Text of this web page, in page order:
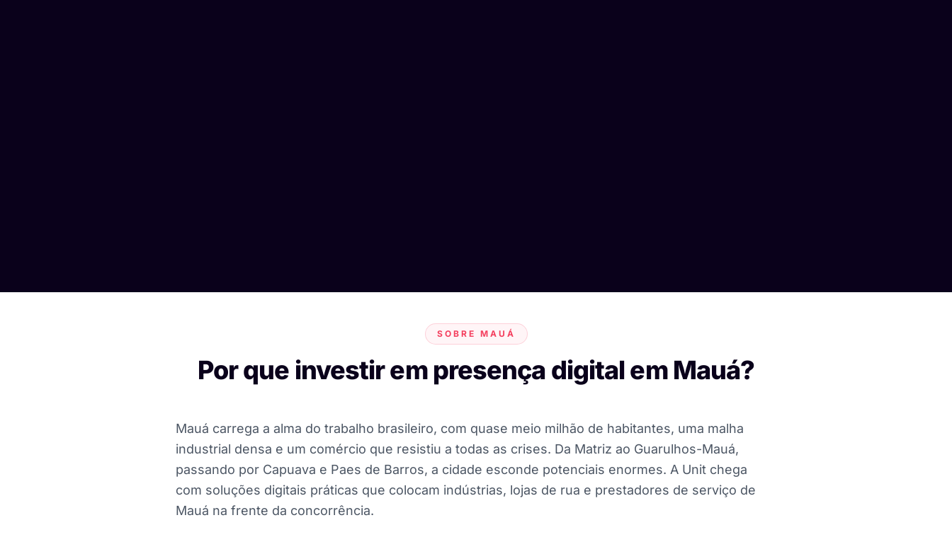
SOBRE MAUÁ
Por que investir em presença digital em Mauá?
Mauá carrega a alma do trabalho brasileiro, com quase meio milhão de habitantes, uma malha
industrial densa e um comércio que resistiu a todas as crises. Da Matriz ao Guarulhos-Mauá,
passando por Capuava e Paes de Barros, a cidade esconde potenciais enormes. A Unit chega
com soluções digitais práticas que colocam indústrias, lojas de rua e prestadores de serviço de
Mauá na frente da concorrência.